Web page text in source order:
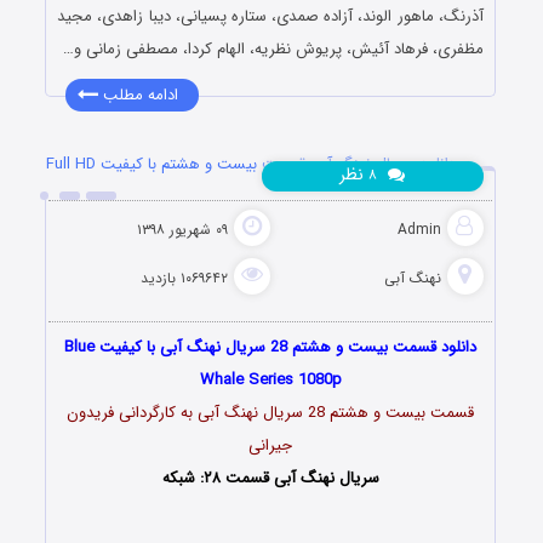
آذرنگ، ماهور الوند، آزاده صمدی، ستاره پسیانی، دیبا زاهدی، مجید
مظفری، فرهاد آئیش، پریوش نظریه، الهام کردا، مصطفی زمانی و…
ادامه مطلب
دانلود سریال نهنگ آبی قسمت بیست و هشتم با کیفیت Full HD
Admin ۰۹ شهریور ۱۳۹۸
نهنگ آبی ۱۰۶۹۶۴۲ بازدید
نظر
دانلود قسمت بیست و هشتم 28 سریال نهنگ آبی با کیفیت Blue
Whale Series 1080p
قسمت بیست و هشتم 28 سریال نهنگ آبی به کارگردانی فریدون
جیرانی
سریال نهنگ آبی قسمت ۲۸: شبکه